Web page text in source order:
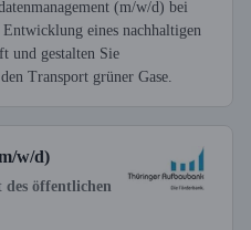
(m/w/d) bei
eines nachhaltigen
und gestalten Sie
Transport grüner Gase.
w/d)
öffentlichen